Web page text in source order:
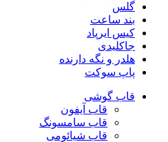
گلس
بند ساعت
کیس ایرپاد
جاکلیدی
هلدر و نگه دارنده
پاپ سوکت
قاب گوشی
قاب آیفون
قاب سامسونگ
قاب شیائومی